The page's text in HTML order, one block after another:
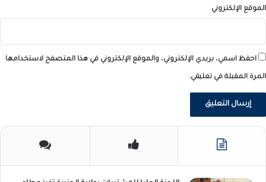
الموقع الإلكتروني
احفظ اسمي، بريدي الإلكتروني، والموقع الإلكتروني في هذا المتصفح لاستخدامها
المرة المقبلة في تعليقي.